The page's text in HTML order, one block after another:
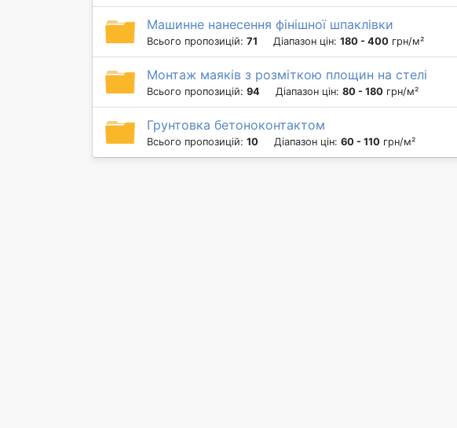
Машинне нанесення фінішної шпаклівки
Всього пропозицій: 71 Діапазон цін: 180 - 400 грн/м²
Монтаж маяків з розміткою площин на стелі
Всього пропозицій: 94 Діапазон цін: 80 - 180 грн/м²
Грунтовка бетоноконтактом
Всього пропозицій: 10 Діапазон цін: 60 - 110 грн/м²